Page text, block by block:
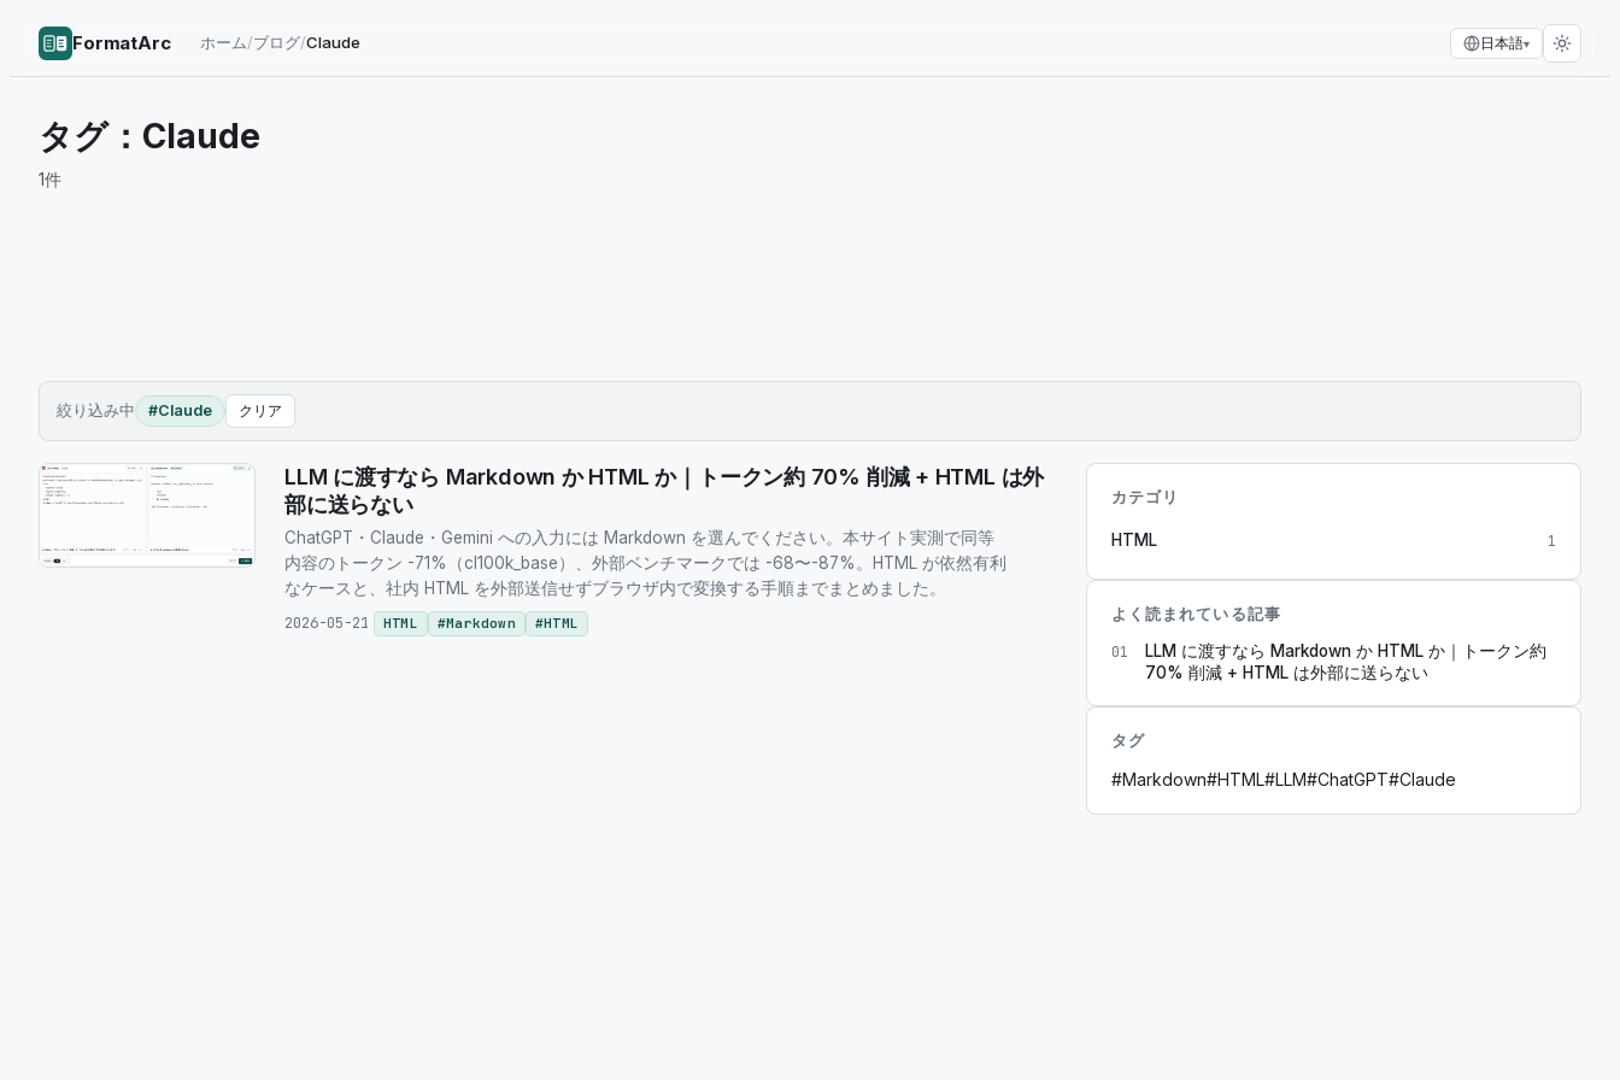
FormatArc ホーム/ブログ/Claude 日本語▾
タグ： Claude
1件
絞り込み中 #Claude クリア
LLM に渡すなら Markdown か HTML か｜トークン約 70% 削減 + HTML は外
部に送らない
ChatGPT・Claude・Gemini への入力には Markdown を選んでください。本サイト実測で同等
内容のトークン -71%（cl100k_base）、外部ベンチマークでは -68〜-87%。HTML が依然有利
なケースと、社内 HTML を外部送信せずブラウザ内で変換する手順までまとめました。
2026-05-21
HTML #Markdown #HTML
カテゴリ
HTML 1
よく読まれている記事
01
LLM に渡すなら Markdown か HTML か｜トークン約
70% 削減 + HTML は外部に送らない
タグ
#Markdown#HTML#LLM#ChatGPT#Claude